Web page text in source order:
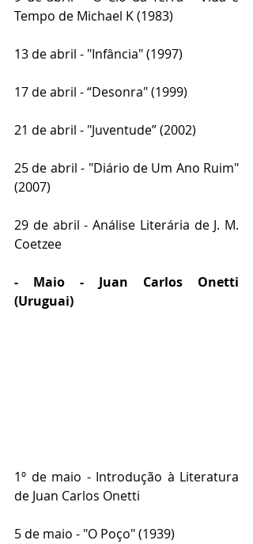
Tempo de Michael K (1983)
13 de abril - "Infância" (1997)
17 de abril - “Desonra" (1999)
21 de abril - "Juventude” (2002)
25 de abril - "Diário de Um Ano Ruim"
(2007)
29 de abril - Análise Literária de J. M.
Coetzee
- Maio - Juan Carlos Onetti
(Uruguai)
1º de maio - Introdução à Literatura
de Juan Carlos Onetti
5 de maio - "O Poço" (1939)